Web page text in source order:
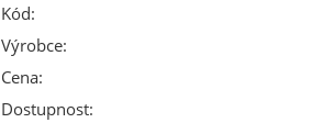
Kód:
Výrobce:
Cena:
Dostupnost: